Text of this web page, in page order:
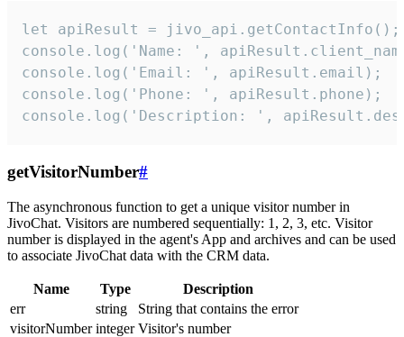
let apiResult = jivo_api.getContactInfo();
console.log('Name: ',
console.log('Email: ', apiResult.email);
console.log('Phone: ', apiResult.phone);
console.log('Description: ',
getVisitorNumber#
The asynchronous function to get a unique visitor number in
JivoChat. Visitors are numbered sequentially: 1, 2, 3, etc. Visitor
number is displayed in the agent's App and archives and can be used
to associate JivoChat data with the CRM data.
Name Type
Description
err
string
String that contains the error
visitorNumber integer Visitor's number